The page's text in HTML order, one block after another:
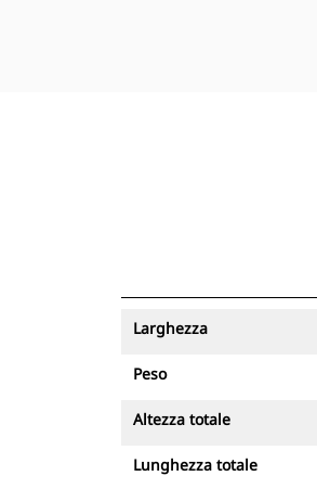
Larghezza
Peso
Altezza totale
Lunghezza totale